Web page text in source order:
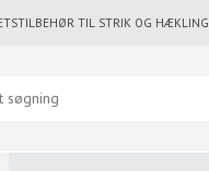
TIL STRIK OG HÆKLING